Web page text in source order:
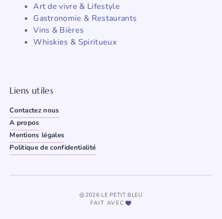
Art de vivre & Lifestyle
Gastronomie & Restaurants
Vins & Bières
Whiskies & Spiritueux
Liens utiles
Contactez nous
A propos
Mentions légales
Politique de confidentialité
@2026 LE PETIT BLEU
FAIT AVEC